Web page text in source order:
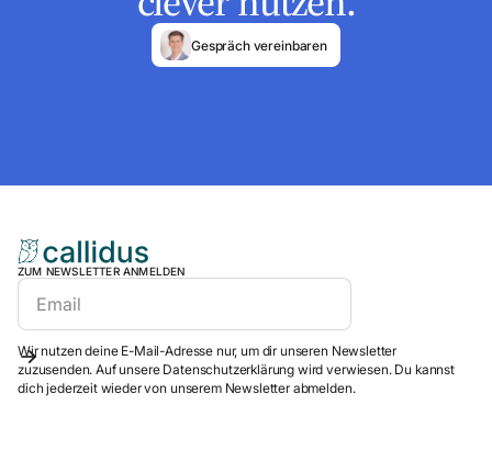
Gespräch vereinbaren
ZUM NEWSLETTER ANMELDEN
Wir nutzen deine E-Mail-Adresse nur, um dir unseren Newsletter
zuzusenden. Auf unsere Datenschutzerklärung wird verwiesen. Du kannst
dich jederzeit wieder von unserem Newsletter abmelden.